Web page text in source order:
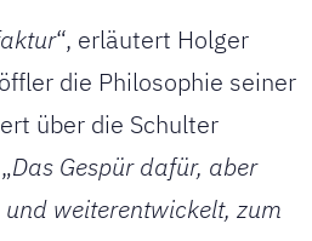
“, erläutert Holger
die Philosophie seiner
über die Schulter
Das Gespür dafür, aber
weiterentwickelt, zum